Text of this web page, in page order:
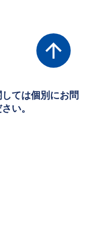
arrow_upward
ては個別にお問
い。